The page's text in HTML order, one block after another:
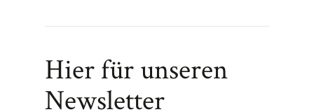
Hier für unseren
Newsletter